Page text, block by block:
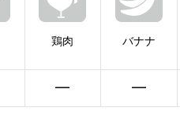
鶏肉
━
バナナ
━